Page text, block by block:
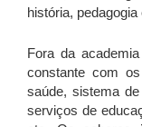
história, pedagogia
Fora da
constante com
saúde, sistema
serviços de